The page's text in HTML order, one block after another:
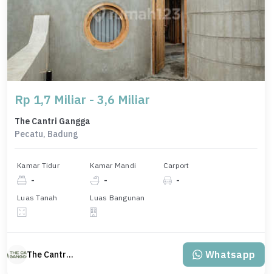
Rp 1,7 Miliar - 3,6 Miliar
The Cantri Gangga
Pecatu, Badung
Kamar Tidur
-
Kamar Mandi
-
Carport
-
Luas Tanah Luas Bangunan
The Cantri Gangga Whatsapp